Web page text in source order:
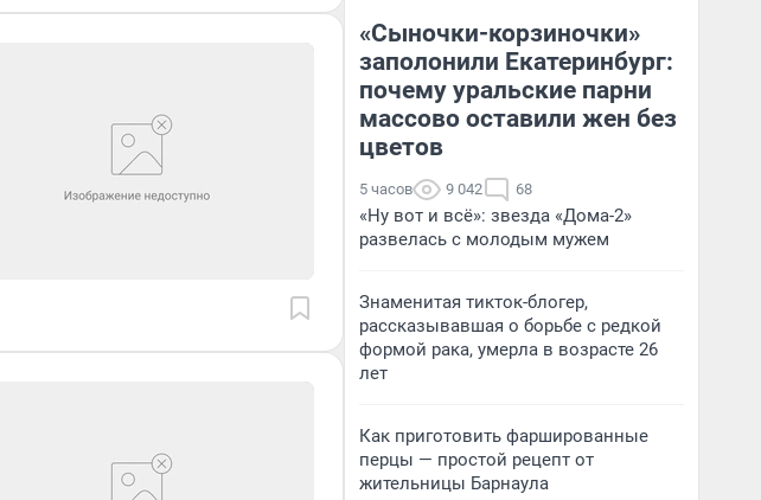
«Сыночки-корзиночки»
заполонили Екатеринбург:
почему уральские парни
массово оставили жен без
цветов
5 часов 9 042 68
«Ну вот и всё»: звезда «Дома-2»
развелась с молодым мужем
Знаменитая тикток-блогер,
рассказывавшая о борьбе с редкой
формой рака, умерла в возрасте 26
лет
Как приготовить фаршированные
перцы — простой рецепт от
жительницы Барнаула